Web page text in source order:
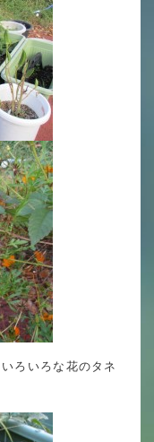
ろいろな花のタネ
校の一日
に関する 報告書・登校